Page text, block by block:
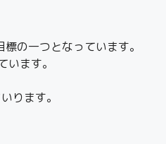
の一つとなっています。
ます。
ります。